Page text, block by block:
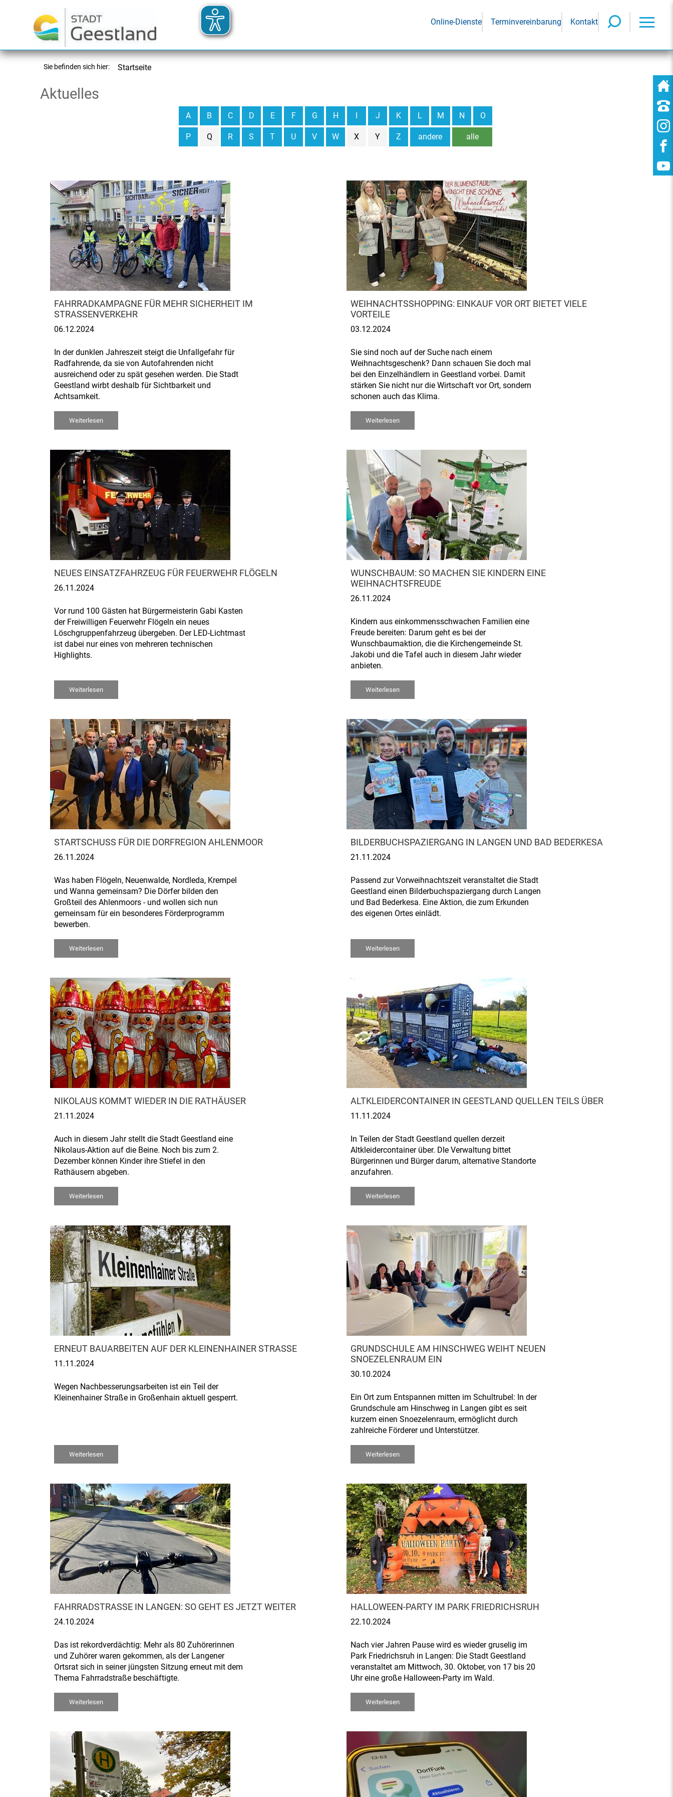
Online-Dienste Terminvereinbarung Kontakt
Sie befinden sich hier: Startseite
Aktuelles
alle
A B C D E F G H I J K L M N O
P Q R S T U V W X Y Z andere
FAHRRADKAMPAGNE FÜR MEHR SICHERHEIT IM
STRASSENVERKEHR
06.12.2024
In der dunklen Jahreszeit steigt die Unfallgefahr für
Radfahrende, da sie von Autofahrenden nicht
ausreichend oder zu spät gesehen werden. Die Stadt
Geestland wirbt deshalb für Sichtbarkeit und
Achtsamkeit.
Weiterlesen
WEIHNACHTSSHOPPING: EINKAUF VOR ORT BIETET VIELE
VORTEILE
03.12.2024
Sie sind noch auf der Suche nach einem
Weihnachtsgeschenk? Dann schauen Sie doch mal
bei den Einzelhändlern in Geestland vorbei. Damit
stärken Sie nicht nur die Wirtschaft vor Ort, sondern
schonen auch das Klima.
Weiterlesen
NEUES EINSATZFAHRZEUG FÜR FEUERWEHR FLÖGELN
26.11.2024
Vor rund 100 Gästen hat Bürgermeisterin Gabi Kasten
der Freiwilligen Feuerwehr Flögeln ein neues
Löschgruppenfahrzeug übergeben. Der LED-Lichtmast
ist dabei nur eines von mehreren technischen
Highlights.
Weiterlesen
WUNSCHBAUM: SO MACHEN SIE KINDERN EINE
WEIHNACHTSFREUDE
26.11.2024
Kindern aus einkommensschwachen Familien eine
Freude bereiten: Darum geht es bei der
Wunschbaumaktion, die die Kirchengemeinde St.
Jakobi und die Tafel auch in diesem Jahr wieder
anbieten.
Weiterlesen
STARTSCHUSS FÜR DIE DORFREGION AHLENMOOR
26.11.2024
Was haben Flögeln, Neuenwalde, Nordleda, Krempel
und Wanna gemeinsam? Die Dörfer bilden den
Großteil des Ahlenmoors - und wollen sich nun
gemeinsam für ein besonderes Förderprogramm
bewerben.
Weiterlesen
BILDERBUCHSPAZIERGANG IN LANGEN UND BAD BEDERKESA
21.11.2024
Passend zur Vorweihnachtszeit veranstaltet die Stadt
Geestland einen Bilderbuchspaziergang durch Langen
und Bad Bederkesa. Eine Aktion, die zum Erkunden
des eigenen Ortes einlädt.
Weiterlesen
NIKOLAUS KOMMT WIEDER IN DIE RATHÄUSER
21.11.2024
Auch in diesem Jahr stellt die Stadt Geestland eine
Nikolaus-Aktion auf die Beine. Noch bis zum 2.
Dezember können Kinder ihre Stiefel in den
Rathäusern abgeben.
Weiterlesen
ALTKLEIDERCONTAINER IN GEESTLAND QUELLEN TEILS ÜBER
11.11.2024
In Teilen der Stadt Geestland quellen derzeit
Altkleidercontainer über. DIe Verwaltung bittet
Bürgerinnen und Bürger darum, alternative Standorte
anzufahren.
Weiterlesen
ERNEUT BAUARBEITEN AUF DER KLEINENHAINER STRASSE
11.11.2024
Wegen Nachbesserungsarbeiten ist ein Teil der
Kleinenhainer Straße in Großenhain aktuell gesperrt.
Weiterlesen
GRUNDSCHULE AM HINSCHWEG WEIHT NEUEN
SNOEZELENRAUM EIN
30.10.2024
Ein Ort zum Entspannen mitten im Schultrubel: In der
Grundschule am Hinschweg in Langen gibt es seit
kurzem einen Snoezelenraum, ermöglicht durch
zahlreiche Förderer und Unterstützer.
Weiterlesen
FAHRRADSTRASSE IN LANGEN: SO GEHT ES JETZT WEITER
24.10.2024
Das ist rekordverdächtig: Mehr als 80 Zuhörerinnen
und Zuhörer waren gekommen, als der Langener
Ortsrat sich in seiner jüngsten Sitzung erneut mit dem
Thema Fahrradstraße beschäftigte.
Weiterlesen
HALLOWEEN-PARTY IM PARK FRIEDRICHSRUH
22.10.2024
Nach vier Jahren Pause wird es wieder gruselig im
Park Friedrichsruh in Langen: Die Stadt Geestland
veranstaltet am Mittwoch, 30. Oktober, von 17 bis 20
Uhr eine große Halloween-Party im Wald.
Weiterlesen